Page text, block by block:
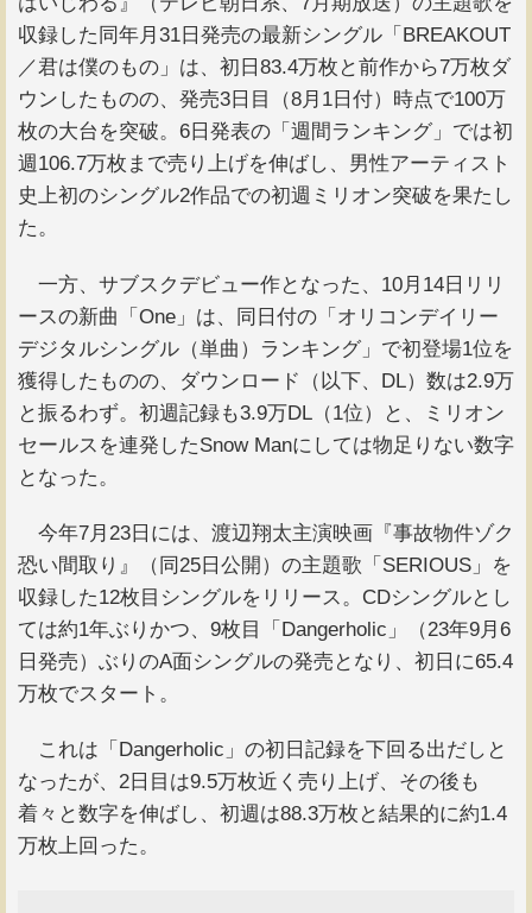
収録した同年月31日発売の最新シングル「BREAKOUT
／君は僕のもの」は、初日83.4万枚と前作から7万枚ダ
ウンしたものの、発売3日目（8月1日付）時点で100万
枚の大台を突破。6日発表の「週間ランキング」では初
週106.7万枚まで売り上げを伸ばし、男性アーティスト
史上初のシングル2作品での初週ミリオン突破を果たし
た。
一方、サブスクデビュー作となった、10月14日リリ
ースの新曲「One」は、同日付の「オリコンデイリー
デジタルシングル（単曲）ランキング」で初登場1位を
獲得したものの、ダウンロード（以下、DL）数は2.9万
と振るわず。初週記録も3.9万DL（1位）と、ミリオン
セールスを連発したSnow Manにしては物足りない数字
となった。
今年7月23日には、渡辺翔太主演映画『事故物件ゾク
恐い間取り』（同25日公開）の主題歌「SERIOUS」を
収録した12枚目シングルをリリース。CDシングルとし
ては約1年ぶりかつ、9枚目「Dangerholic」（23年9月6
日発売）ぶりのA面シングルの発売となり、初日に65.4
万枚でスタート。
これは「Dangerholic」の初日記録を下回る出だしと
なったが、2日目は9.5万枚近く売り上げ、その後も
着々と数字を伸ばし、初週は88.3万枚と結果的に約1.4
万枚上回った。